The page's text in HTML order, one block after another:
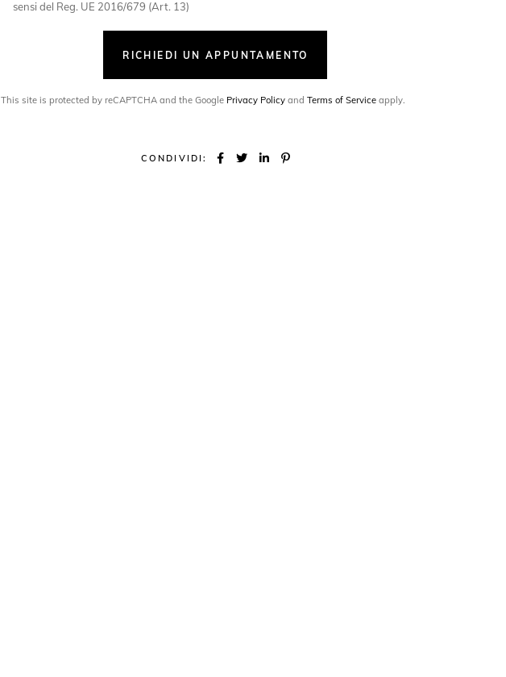
sensi del Reg. UE 2016/679 (Art. 13)
RICHIEDI UN APPUNTAMENTO
This site is protected by reCAPTCHA and the Google Privacy Policy and Terms of Service apply.
CONDIVIDI: